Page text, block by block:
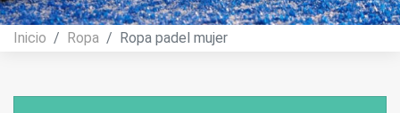
Inicio Ropa Ropa padel mujer